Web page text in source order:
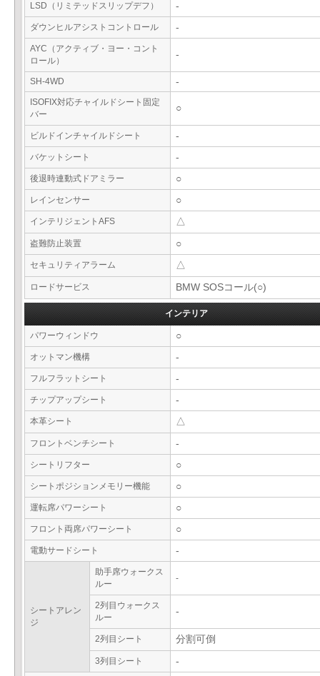
LSD（リミテッドスリップデフ） -
ダウンヒルアシストコントロール -
AYC（アクティブ・ヨー・コント
ロール）
-
SH-4WD -
ISOFIX対応チャイルドシート固定
バー
○
ビルドインチャイルドシート -
バケットシート -
後退時連動式ドアミラー ○
レインセンサー ○
インテリジェントAFS △
盗難防止装置 ○
セキュリティアラーム △
ロードサービス BMW SOSコール(○)
インテリア
パワーウィンドウ ○
オットマン機構 -
フルフラットシート -
チップアップシート -
本革シート △
フロントベンチシート -
シートリフター ○
シートポジションメモリー機能 ○
運転席パワーシート ○
フロント両席パワーシート ○
電動サードシート -
シートアレン
ジ
助手席ウォークス
ルー
-
2列目ウォークス
ルー
-
2列目シート 分割可倒
3列目シート -